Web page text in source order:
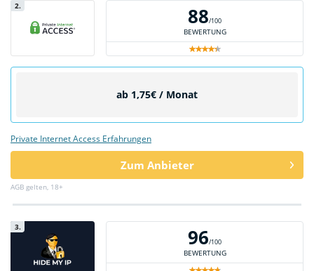
2. 88/100
BEWERTUNG
ab 1,75€ / Monat
Private Internet Access Erfahrungen
Zum Anbieter
AGB gelten, 18+
3. 96/100
BEWERTUNG